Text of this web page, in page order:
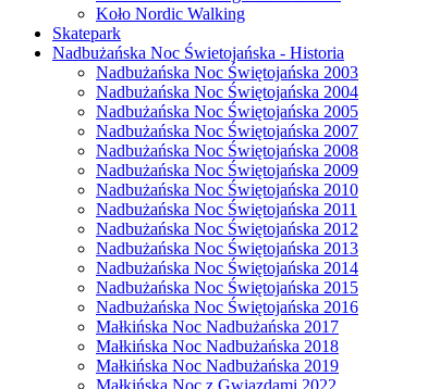
Koło Nordic Walking
Skatepark
Nadbużańska Noc Świetojańska - Historia
Nadbużańska Noc Świętojańska 2003
Nadbużańska Noc Świętojańska 2004
Nadbużańska Noc Świętojańska 2005
Nadbużańska Noc Świętojańska 2007
Nadbużańska Noc Świętojańska 2008
Nadbużańska Noc Świętojańska 2009
Nadbużańska Noc Świętojańska 2010
Nadbużańska Noc Świętojańska 2011
Nadbużańska Noc Świętojańska 2012
Nadbużańska Noc Świętojańska 2013
Nadbużańska Noc Świętojańska 2014
Nadbużańska Noc Świętojańska 2015
Nadbużańska Noc Świętojańska 2016
Małkińska Noc Nadbużańska 2017
Małkińska Noc Nadbużańska 2018
Małkińska Noc Nadbużańska 2019
Małkińska Noc z Gwiazdami 2022